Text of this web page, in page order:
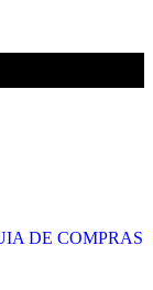
DE COMPRAS